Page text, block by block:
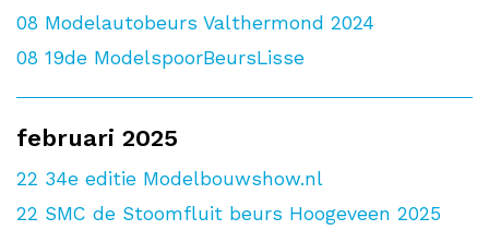
08 Modelautobeurs Valthermond 2024
08 19de ModelspoorBeursLisse
februari 2025
22 34e editie Modelbouwshow.nl
22 SMC de Stoomfluit beurs Hoogeveen 2025